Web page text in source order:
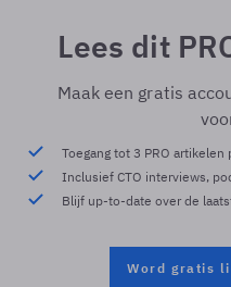
Lees dit
Maak een gratis
Toegang tot 3 PRO artikelen
Inclusief CTO interviews,
Blijf up-to-date over de
Word gratis